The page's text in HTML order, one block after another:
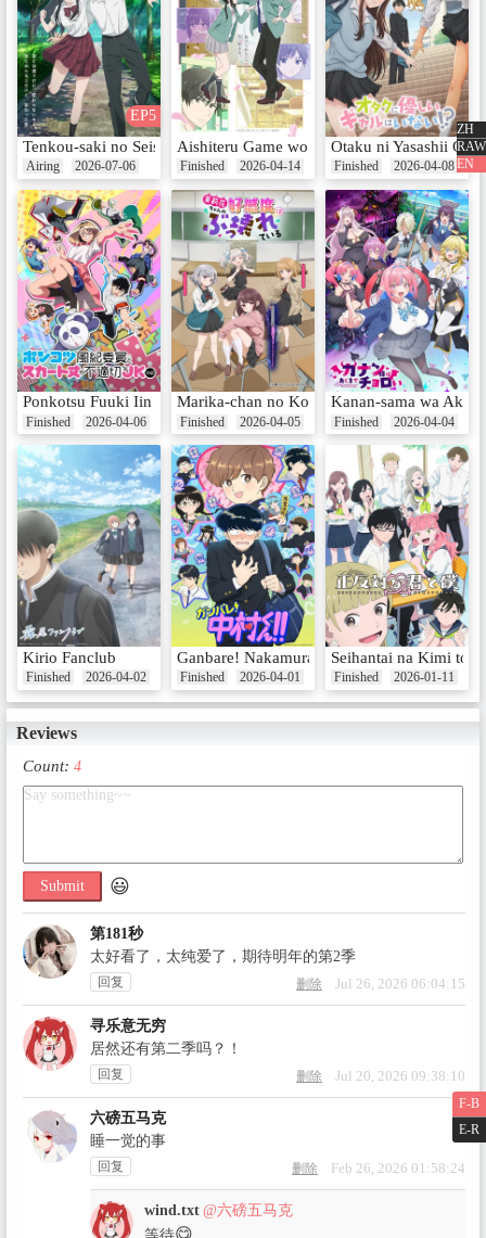
ZH
RAW
EN
EP5
Tenkou-saki no Seiso Karen na Bishoujo ga, Mukashi Danshi to
Airing 2026-07-06
Aishiteru Game wo Owarasetai
Finished 2026-04-14
Otaku ni Yasashii Gal
Finished 2026-04-08
Ponkotsu Fuuki Iin to Skirt-take ga Futekisetsu na JK no Hanashi
Finished 2026-04-06
Marika-chan no Koukando wa
Finished 2026-04-05
Kanan-sama wa
Finished 2026-04-04
Kirio Fanclub
Finished 2026-04-02
Ganbare! Nakamura-kun!!
Finished 2026-04-01
Seihantai na Kimi to
Finished 2026-01-11
Reviews
Count: 4
Submit 😃
第181秒
太好看了，太纯爱了，期待明年的第2季
回复 删除 Jul 26, 2026 06:04:15
寻乐意无穷
居然还有第二季吗？！
回复 删除 Jul 20, 2026 09:38:10
六磅五马克
睡一觉的事
回复 删除 Feb 26, 2026 01:58:24
wind.txt @六磅五马克
😋
F-B
E-R